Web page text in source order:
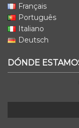
Français
Português
Italiano
Deutsch
DÓNDE